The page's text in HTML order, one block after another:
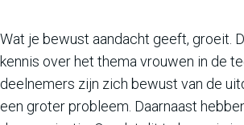
Wat je bewust aandacht geeft, groeit.
kennis over het thema vrouwen in de
deelnemers zijn zich bewust van de
een groter probleem. Daarnaast